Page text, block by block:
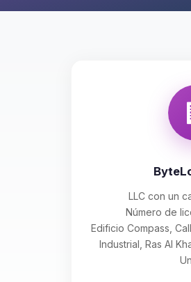
LLC con un
Número de
Edificio Compass,
Industrial, Ras Al